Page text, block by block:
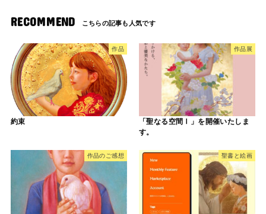
RECOMMEND
作品
約束
作品展
「聖なる空間Ⅰ」を開催いたしま
す。
作品のご感想 聖書と絵画